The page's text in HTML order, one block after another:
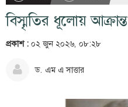
খেলাধুলা
বিনোদন
শিক্ষা
বিস্মৃতির ধূলোয় আক্রান্ত
প্রকাশ : ০২ জুন ২০২৬, ০৮:২৮
ড. এম এ সাত্তার